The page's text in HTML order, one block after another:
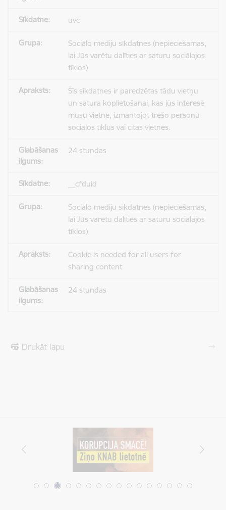
uvc
Sociālo mediju sīkdatnes (nepieciešamas,
lai Jūs varētu dalīties ar saturu sociālajos
tīklos)
Šīs sīkdatnes ir paredzētas tādu vietņu
un satura koplietošanai, kas jūs interesē
mūsu vietnē, izmantojot trešo personu
sociālos tīklus vai citas vietnes.
24 stundas
__cfduid
Sociālo mediju sīkdatnes (nepieciešamas,
lai Jūs varētu dalīties ar saturu sociālajos
tīklos)
Cookie is needed for all users for
sharing content
24 stundas
Drukāt lapu